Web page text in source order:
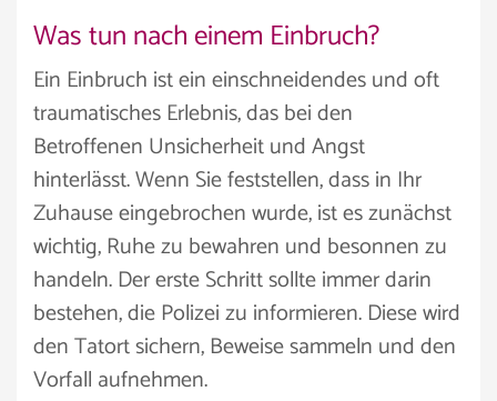
Was tun nach einem Einbruch?
Ein Einbruch ist ein einschneidendes und oft
traumatisches Erlebnis, das bei den
Betroffenen Unsicherheit und Angst
hinterlässt. Wenn Sie feststellen, dass in Ihr
Zuhause eingebrochen wurde, ist es zunächst
wichtig, Ruhe zu bewahren und besonnen zu
handeln. Der erste Schritt sollte immer darin
bestehen, die Polizei zu informieren. Diese wird
den Tatort sichern, Beweise sammeln und den
Vorfall aufnehmen.